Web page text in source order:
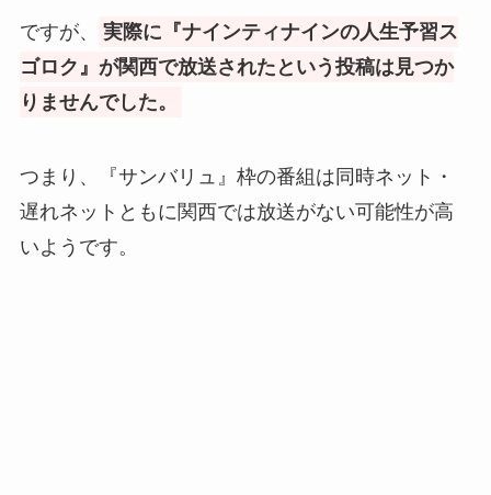
ですが、
実際に『ナインティナインの人生予習ス
ゴロク』が関西で放送されたという投稿は見つか
りませんでした。
つまり、『サンバリュ』枠の番組は同時ネット・
遅れネットともに関西では放送がない可能性が高
いようです。